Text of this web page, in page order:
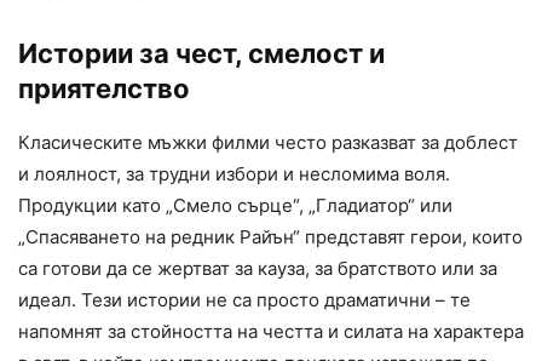
Истории за чест, смелост и
приятелство
Класическите мъжки филми често разказват за доблест
и лоялност, за трудни избори и несломима воля.
Продукции като „Смело сърце“, „Гладиатор“ или
„Спасяването на редник Райън“ представят герои, които
са готови да се жертват за кауза, за братството или за
идеал. Тези истории не са просто драматични – те
напомнят за стойността на честта и силата на характера